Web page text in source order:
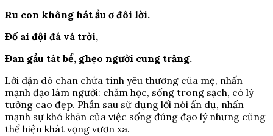
Ru con không hát ầu ơ đôi lời.
Đố ai đội đá vá trời,
Đan gầu tát bể, ghẹo người cung trăng.
Lời dặn dò chan chứa tình yêu thương của mẹ, nhấn
mạnh đạo làm người: chăm học, sống trong sạch, có lý
tưởng cao đẹp. Phần sau sử dụng lối nói ẩn dụ, nhấn
mạnh sự khó khăn của việc sống đúng đạo lý nhưng cũng
thể hiện khát vọng vươn xa.